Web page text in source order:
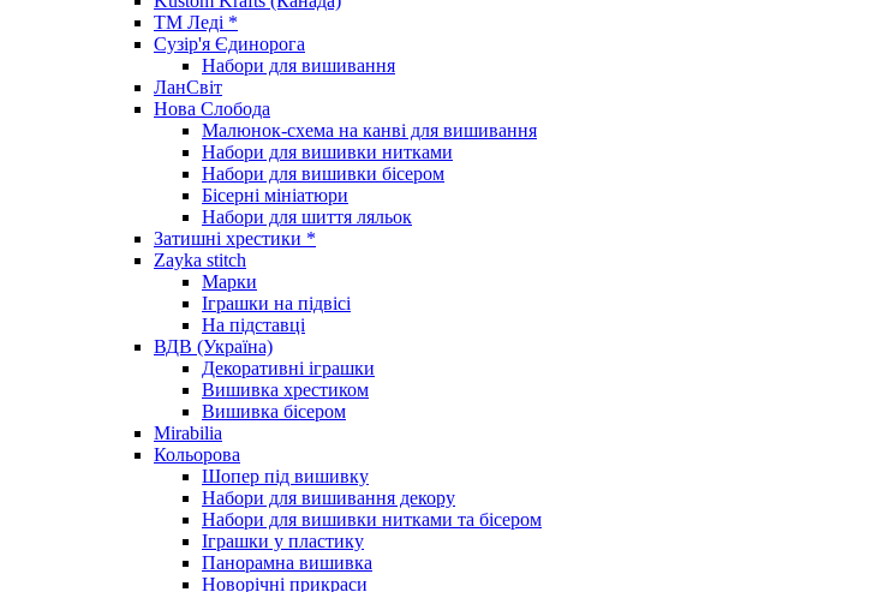
ТМ Леді *
Сузір'я Єдинорога
Набори для вишивання
ЛанСвіт
Нова Слобода
Малюнок-схема на канві для вишивання
Набори для вишивки нитками
Набори для вишивки бісером
Бісерні мініатюри
Набори для шиття ляльок
Затишні хрестики *
Zayka stitch
Марки
Іграшки на підвісі
На підставці
ВДВ (Україна)
Декоративні іграшки
Вишивка хрестиком
Вишивка бісером
Mirabilia
Кольорова
Шопер під вишивку
Набори для вишивання декору
Набори для вишивки нитками та бісером
Іграшки у пластику
Панорамна вишивка
Новорічні прикраси